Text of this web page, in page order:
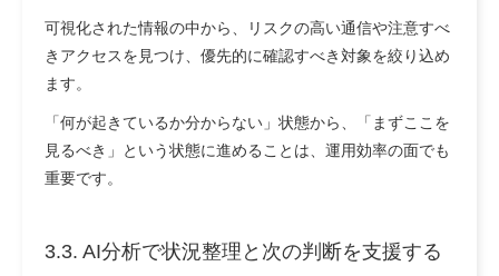
可視化された情報の中から、リスクの高い通信や注意すべ
きアクセスを見つけ、優先的に確認すべき対象を絞り込め
ます。
「何が起きているか分からない」状態から、「まずここを
見るべき」という状態に進めることは、運用効率の面でも
重要です。
3.3. AI分析で状況整理と次の判断を支援する